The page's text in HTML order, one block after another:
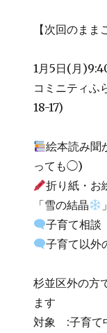
【次回のまま
1月5日(月
コミニティふ
18-17)
絵本読み聞
っても◯)
折り紙・お
「雪の結晶
」
子育て相談
子育て以外
杉並区外の方
ます
対象 :子育て